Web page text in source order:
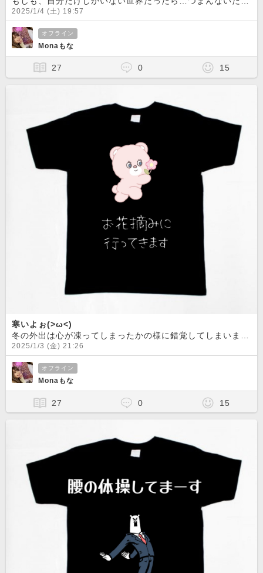
2025/1/4 (土) 19:57
オフライン
Monaもな
27 0 15
寒いよぉ(>ω<)
冬の外出は心が凍ってしまったかの様に錯覚してしまいます。
2025/1/3 (金) 21:26
オフライン
Monaもな
27 0 15